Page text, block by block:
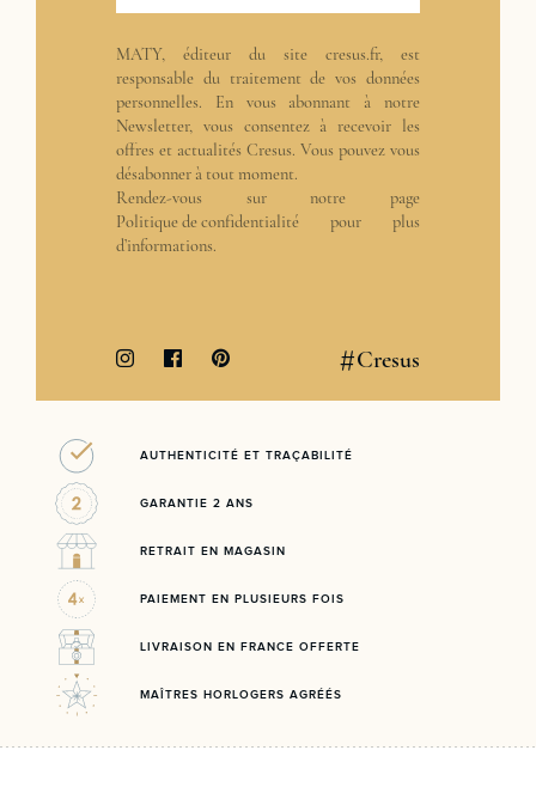
MATY, éditeur du site cresus.fr, est
responsable du traitement de vos données
personnelles. En vous abonnant à notre
Newsletter, vous consentez à recevoir les
offres et actualités Cresus. Vous pouvez vous
désabonner à tout moment.
Rendez-vous sur notre page
Politique de confidentialité pour plus
d’informations.
#Cresus
AUTHENTICITÉ ET TRAÇABILITÉ
GARANTIE 2 ANS
RETRAIT EN MAGASIN
PAIEMENT EN PLUSIEURS FOIS
LIVRAISON EN FRANCE OFFERTE
MAÎTRES HORLOGERS AGRÉÉS